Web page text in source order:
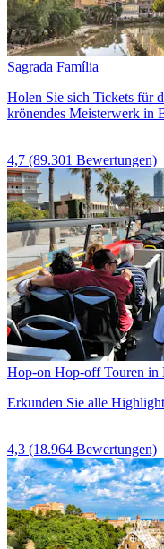
Sagrada Família
Holen Sie sich Tickets für
krönendes Meisterwerk in
4,7 (89.301 Bewertungen)
Hop-on Hop-off Touren in
Erkunden Sie alle
4,3 (18.964 Bewertungen)